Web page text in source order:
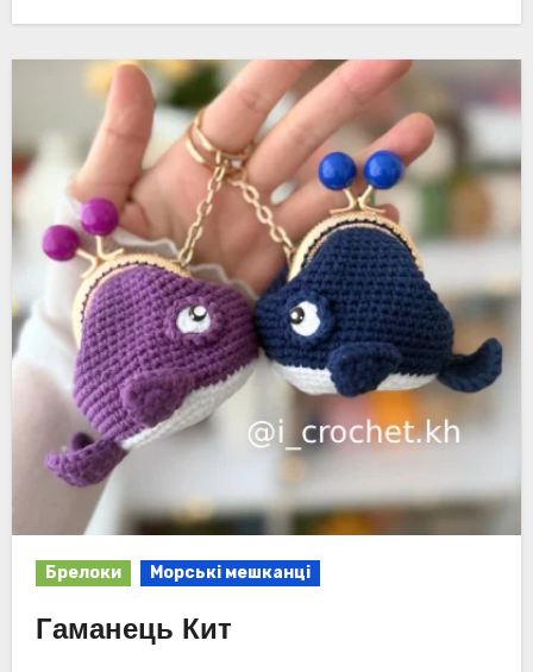
Брелоки Морські мешканці
Гаманець Кит